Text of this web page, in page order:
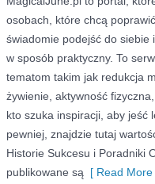
osobach, które chcą
świadomie podejść do
w sposób praktyczny. To
tematom takim jak redukcja
żywienie, aktywność
kto szuka inspiracji, aby jeść
pewniej, znajdzie tutaj
Historie Sukcesu i Poradniki
publikowane są [ Read More